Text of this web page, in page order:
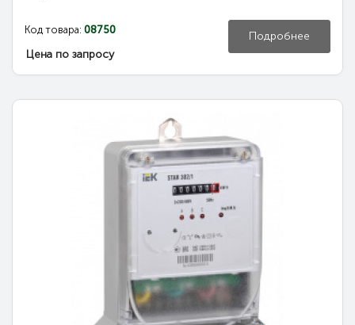
Код товара: 08750
Цена по запросу
Подробнее